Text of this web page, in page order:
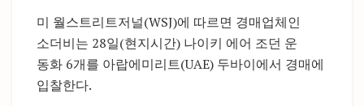
미 월스트리트저널(WSJ)에 따르면 경매업체인
소더비는 28일(현지시간) 나이키 에어 조던 운
동화 6개를 아랍에미리트(UAE) 두바이에서 경매에
입찰한다.